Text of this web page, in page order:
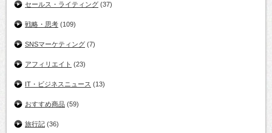
セールス・ライティング (37)
戦略・思考 (109)
SNSマーケティング (7)
アフィリエイト (23)
IT・ビジネスニュース (13)
おすすめ商品 (59)
旅行記 (36)